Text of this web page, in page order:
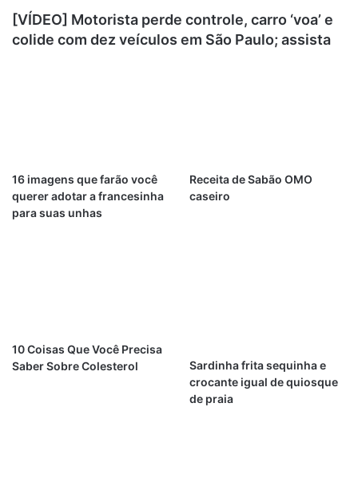
[VÍDEO] Motorista perde controle, carro ‘voa’ e
colide com dez veículos em São Paulo; assista
16 imagens que farão você
querer adotar a francesinha
para suas unhas
Receita de Sabão OMO
caseiro
10 Coisas Que Você Precisa
Saber Sobre Colesterol
Sardinha frita sequinha e
crocante igual de quiosque
de praia